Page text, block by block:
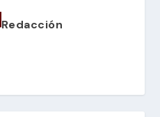
Redacción